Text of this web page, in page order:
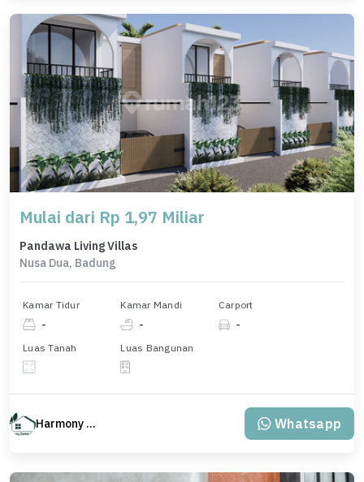
Mulai dari Rp 1,97 Miliar
Pandawa Living Villas
Nusa Dua, Badung
Kamar Tidur
-
Kamar Mandi
-
Carport
-
Luas Tanah Luas Bangunan
Harmony Property Whatsapp